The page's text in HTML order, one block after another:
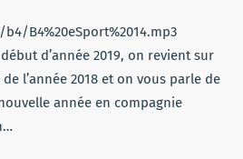
B4%20eSport%2014.mp3
d’année 2019, on revient sur
l’année 2018 et on vous parle de
année en compagnie